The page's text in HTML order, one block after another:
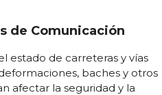
de Comunicación
estado de carreteras y vías
baches y otros
afectar la seguridad y la